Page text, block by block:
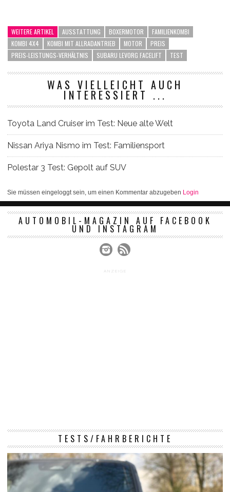
WEITERE ARTIKEL AUSSTATTUNG BOXERMOTOR
FAMILIENKOMBI
KOMBI 4X4
KOMBI MIT ALLRADANTRIEB MOTOR
PREIS
PREIS-LEISTUNGS-VERHÄLTNIS
SUBARU LEVORG FACELIFT TEST
WAS VIELLEICHT AUCH
INTERESSIERT ...
Toyota Land Cruiser im Test: Neue alte Welt
Nissan Ariya Nismo im Test: Familiensport
Polestar 3 Test: Gepolt auf SUV
Sie müssen eingeloggt sein, um einen Kommentar abzugeben Login
AUTOMOBIL-MAGAZIN AUF FACEBOOK
UND INSTAGRAM
ANZEIGE
TESTS/FAHRBERICHTE